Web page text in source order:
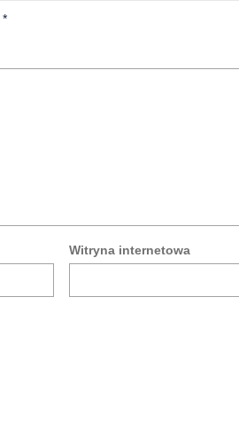
*
Witryna internetowa